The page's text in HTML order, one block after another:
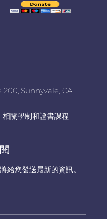
Sunnyvale, CA
關學制和證書課程
給您發送最新的資訊。